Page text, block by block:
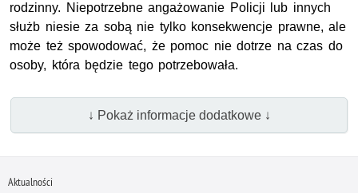
rodzinny. Niepotrzebne angażowanie Policji lub innych
służb niesie za sobą nie tylko konsekwencje prawne, ale
może też spowodować, że pomoc nie dotrze na czas do
osoby, która będzie tego potrzebowała.
↓ Pokaż informacje dodatkowe ↓
Aktualności